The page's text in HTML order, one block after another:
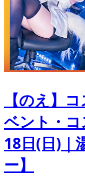
【のえ】
ベント・コ
18日(日)｜
ー】